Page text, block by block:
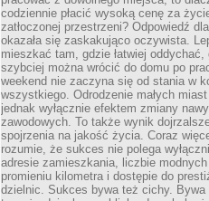
codziennie płacić wysoką cenę za
zatłoczonej przestrzeni? Odpowiedź
okazała się zaskakująco oczywista.
mieszkać tam, gdzie łatwiej oddychać,
szybciej można wrócić do domu po
weekend nie zaczyna się od stania w
wszystkiego. Odrodzenie małych
jednak wyłącznie efektem zmiany
zawodowych. To także wynik
spojrzenia na jakość życia. Coraz
rozumie, że sukces nie polega
adresie zamieszkania, liczbie
promieniu kilometra i dostępie do
dzielnic. Sukces bywa też cichy. Bywa